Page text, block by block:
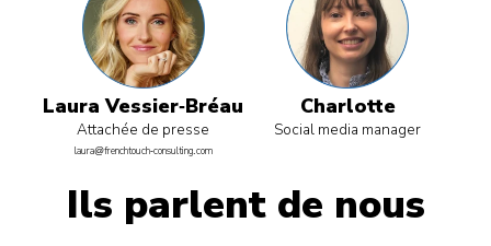
Laura Vessier-Bréau
Attachée de presse
laura@frenchtouch-consulting.com
Charlotte
Social media manager
Ils parlent de nous